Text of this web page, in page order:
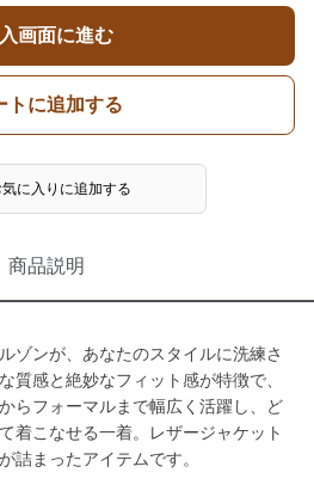
画面に進む
トに追加する
気に入りに追加する
商品説明
ゾンが、あなたのスタイルに洗練さ
質感と絶妙なフィット感が特徴で、
らフォーマルまで幅広く活躍し、ど
着こなせる一着。レザージャケット
詰まったアイテムです。